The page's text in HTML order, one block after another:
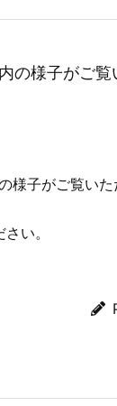
の様子がご覧
様子がご覧いた
い。